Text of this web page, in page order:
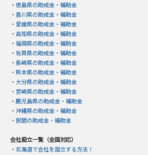
・ 徳島県の助成金・補助金
・ 香川県の助成金・補助金
・ 愛媛県の助成金・補助金
・ 高知県の助成金・補助金
・ 福岡県の助成金・補助金
・ 佐賀県の助成金・補助金
・ 長崎県の助成金・補助金
・ 熊本県の助成金・補助金
・ 大分県の助成金・補助金
・ 宮崎県の助成金・補助金
・ 鹿児島県の助成金・補助金
・ 沖縄県の助成金・補助金
・ 民間の助成金・補助金
会社設立一覧（全国対応）
・ 北海道で会社を設立する方法！